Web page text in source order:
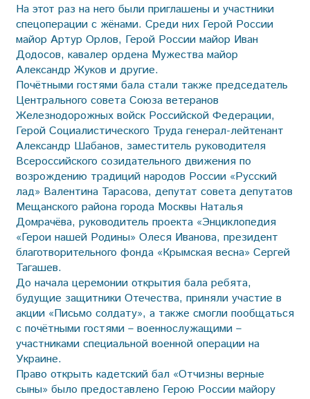
На этот раз на него были приглашены и участники
спецоперации с жёнами. Среди них Герой России
майор Артур Орлов, Герой России майор Иван
Додосов, кавалер ордена Мужества майор
Александр Жуков и другие.
Почётными гостями бала стали также председатель
Центрального совета Союза ветеранов
Железнодорожных войск Российской Федерации,
Герой Социалистического Труда генерал-лейтенант
Александр Шабанов, заместитель руководителя
Всероссийского созидательного движения по
возрождению традиций народов России «Русский
лад» Валентина Тарасова, депутат совета депутатов
Мещанского района города Москвы Наталья
Домрачёва, руководитель проекта «Энциклопедия
«Герои нашей Родины» Олеся Иванова, президент
благотворительного фонда «Крымская весна» Сергей
Тагашев.
До начала церемонии открытия бала ребята,
будущие защитники Отечества, приняли участие в
акции «Письмо солдату», а также смогли пообщаться
с почётными гостями – военнослужащими –
участниками специальной военной операции на
Украине.
Право открыть кадетский бал «Отчизны верные
сыны» было предоставлено Герою России майору